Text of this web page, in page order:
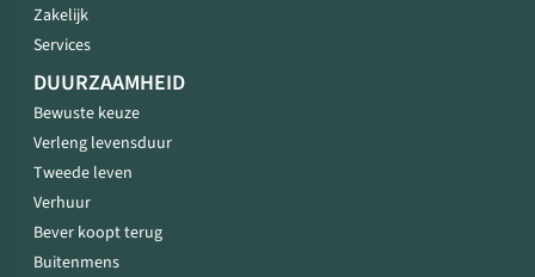
Zakelijk
Services
DUURZAAMHEID
Bewuste keuze
Verleng levensduur
Tweede leven
Verhuur
Bever koopt terug
Buitenmens